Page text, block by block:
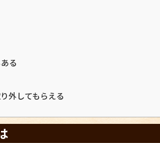
る
外してもらえる